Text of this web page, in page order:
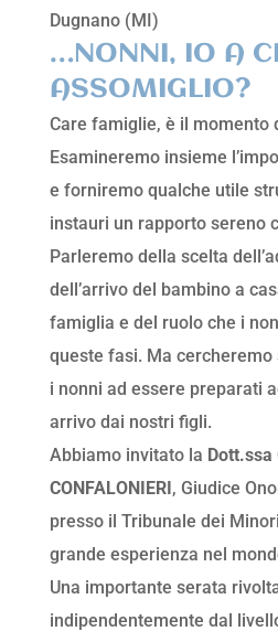
Dugnano (MI)
…NONNI, IO A
ASSOMIGLIO?
Care famiglie, è il momento
Esamineremo insieme
e forniremo qualche utile
instauri un rapporto sereno
Parleremo della scelta
dell’arrivo del bambino a
famiglia e del ruolo che i
queste fasi. Ma
i nonni ad essere preparati
arrivo dai nostri figli.
Abbiamo invitato la Dott.ssa
CONFALONIERI , Giudice
presso il Tribunale dei
grande esperienza nel
Una importante serata
indipendentemente dal